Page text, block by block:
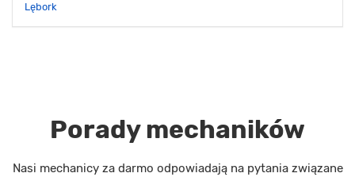
Lębork
Porady mechaników
Nasi mechanicy za darmo odpowiadają na pytania związane